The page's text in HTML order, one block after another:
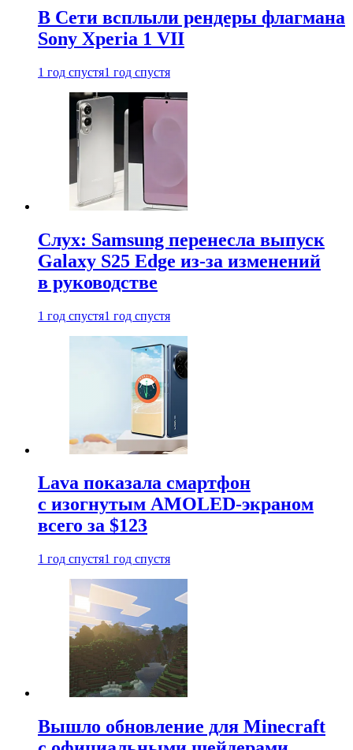
В Сети всплыли рендеры флагмана
Sony Xperia 1 VII
1 год спустя1 год спустя
Слух: Samsung перенесла выпуск
Galaxy S25 Edge из-за изменений
в руководстве
1 год спустя1 год спустя
Lava показала смартфон
с изогнутым AMOLED-экраном
всего за $123
1 год спустя1 год спустя
Вышло обновление для Minecraft